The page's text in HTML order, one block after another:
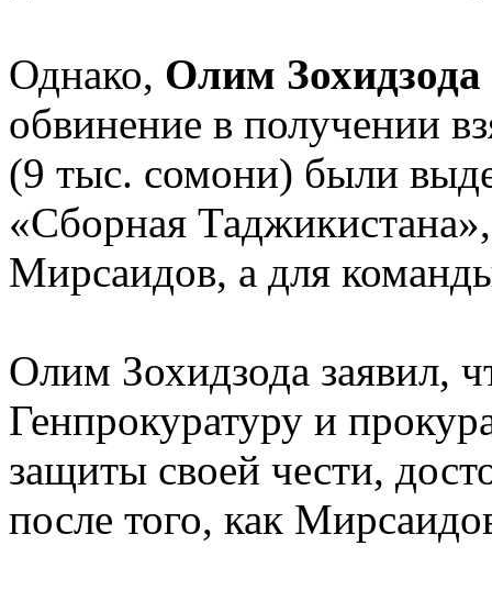
Однако, Олим Зохидзода
обвинение в получении
(9 тыс. сомони) были
«Сборная
Мирсаидов, а для
Олим Зохидзода заявил,
Генпрокуратуру и
защиты своей чести,
после того, как